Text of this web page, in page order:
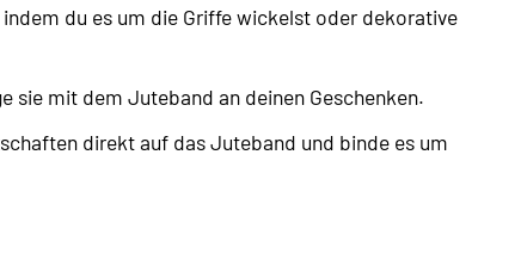
du es um die Griffe wickelst oder dekorative
sie mit dem Juteband an deinen Geschenken.
direkt auf das Juteband und binde es um